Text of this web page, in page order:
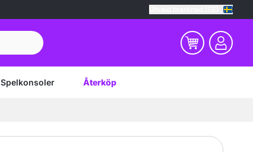
Spelkonsoler Återköp